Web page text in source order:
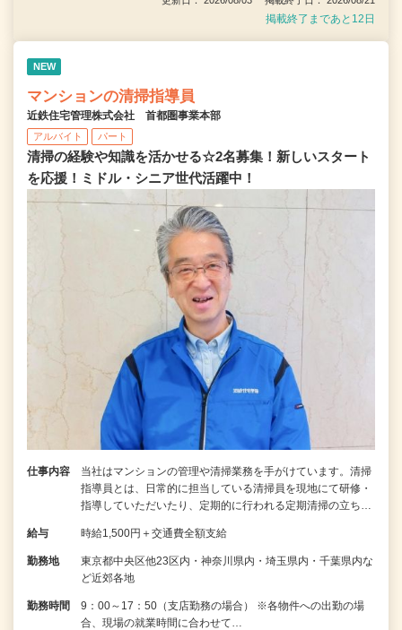
掲載終了まであと12日
NEW
マンションの清掃指導員
近鉄住宅管理株式会社 首都圏事業本部
アルバイト パート
清掃の経験や知識を活かせる☆2名募集！新しいスタート
を応援！ミドル・シニア世代活躍中！
仕事内容
当社はマンションの管理や清掃業務を手がけています。清掃
指導員とは、日常的に担当している清掃員を現地にて研修・
指導していただいたり、定期的に行われる定期清掃の立ち…
給与 時給1,500円＋交通費全額支給
勤務地
東京都中央区他23区内・神奈川県内・埼玉県内・千葉県内な
ど近郊各地
勤務時間
9：00～17：50（支店勤務の場合） ※各物件への出勤の場
合、現場の就業時間に合わせて…